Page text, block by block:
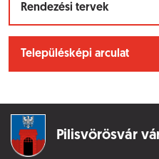
Rendezési tervek
Településképi arculat
Pilisvörösvár